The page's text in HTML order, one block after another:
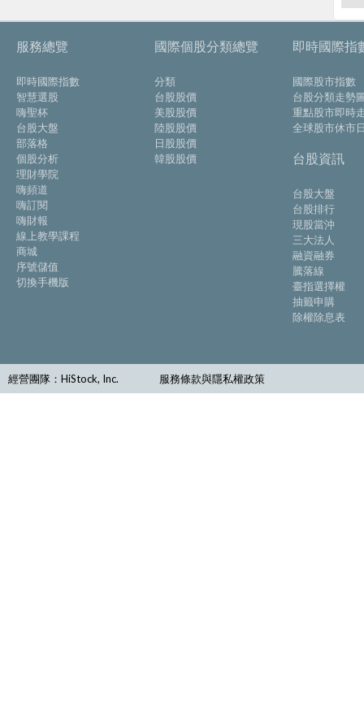
服務總覽
即時國際指數
智慧選股
嗨聖杯
台股大盤
部落格
個股分析
理財學院
嗨頻道
嗨訂閱
嗨財報
線上教學課程
商城
序號儲值
切換手機版
國際個股分類總覽
分類
台股股價
美股股價
陸股股價
日股股價
韓股股價
即時國際指
國際股市指數
台股分類走勢
重點股市即時
全球股市休市
台股資訊
台股大盤
台股排行
現股當沖
三大法人
融資融券
騰落線
臺指選擇權
抽籤申購
除權除息表
經營團隊：HiStock, Inc. 服務條款與隱私權政策